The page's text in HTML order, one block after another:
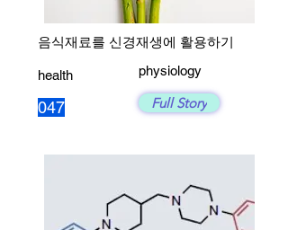
음식재료를 신경재생에 활용하기
health
047
physiology
Full Story